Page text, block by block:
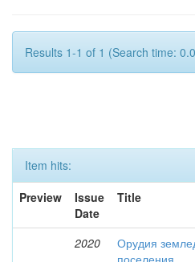
Results 1-1 of 1 (Search time:
Item hits:
Preview
Issue
Date
Title
2020
Орудия
поселения